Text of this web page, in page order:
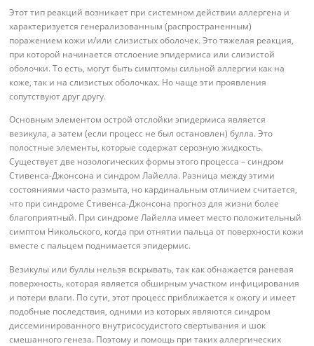
Этот тип реакций возникает при системном действии аллергена и
характеризуется генерализованным (распространенным)
поражением кожи и/или слизистых оболочек. Это тяжелая реакция,
при которой начинается отслоение эпидермиса или слизистой
оболочки. То есть, могут быть симптомы сильной аллергии как на
коже, так и на слизистых оболочках. Но чаще эти проявления
сопутствуют друг другу.
Основным элементом острой отслойки эпидермиса является
везикула, а затем (если процесс не был остановлен) булла. Это
полостные элементы, которые содержат серозную жидкость.
Существует две нозологических формы этого процесса – синдром
Стивенса-Джонсона и синдром Лайелла. Разница между этими
состояниями часто размыта, но кардинальным отличием считается,
что при синдроме Стивенса-Джонсона прогноз для жизни более
благоприятный. При синдроме Лайелла имеет место положительный
симптом Никольского, когда при отнятии пальца от поверхности кожи
вместе с пальцем поднимается эпидермис.
Везикулы или буллы нельзя вскрывать, так как обнажается раневая
поверхность, которая является обширным участком инфицирования
и потери влаги. По сути, этот процесс приближается к ожогу и имеет
подобные последствия, одними из которых являются синдром
диссеминированного внутрисосудистого свертывания и шок
смешанного генеза. Поэтому и помощь при таких аллергических